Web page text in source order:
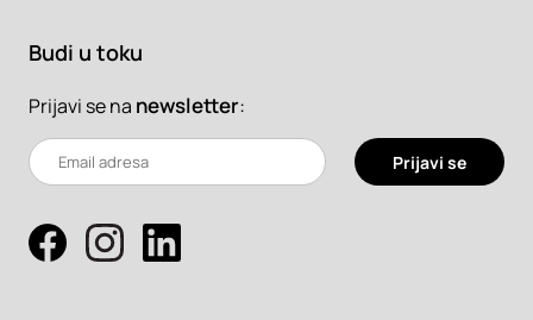
Budi u toku
Prijavi se na newsletter:
Prijavi se